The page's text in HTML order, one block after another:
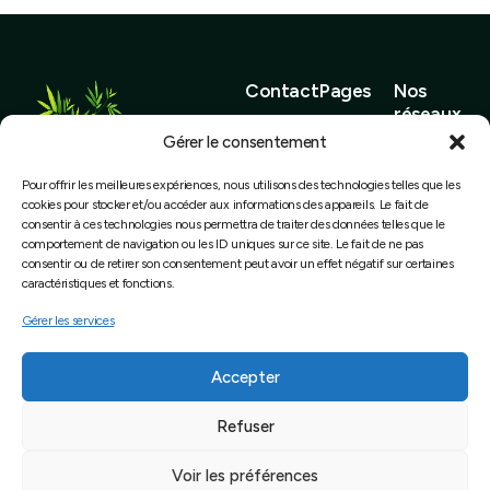
Gérer le consentement
Pour offrir les meilleures expériences, nous utilisons des technologies telles que les
cookies pour stocker et/ou accéder aux informations des appareils. Le fait de
consentir à ces technologies nous permettra de traiter des données telles que le
comportement de navigation ou les ID uniques sur ce site. Le fait de ne pas
consentir ou de retirer son consentement peut avoir un effet négatif sur certaines
caractéristiques et fonctions.
Gérer les services
Accepter
Refuser
Voir les préférences
Bambou Gers | E.I Nicolas
MELAC
520, route de l’Estanque
32600 MONBRUN
Mentions légales
Déclaration de confidentialité
Contact
contact@bambougers.fr
gers.fr
Téléphon
e : 05 62
Pages
Accueil
Soin des
arbres
Spécialiste
Nos
réseaux